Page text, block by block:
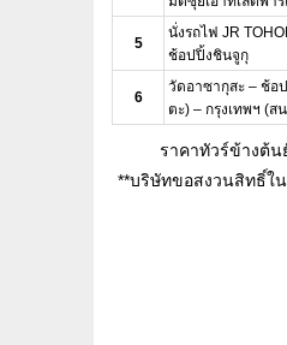
5
นั่งรถไฟ JR
ช้อปปิ้งชินจูกุ
6
วัดอาซากุสะ – ช้อ
ตะ) – กรุงเทพฯ (ส
ราคาทัวร์ข้างต้
**บริษัทขอสงวนสิทธิ์ใ